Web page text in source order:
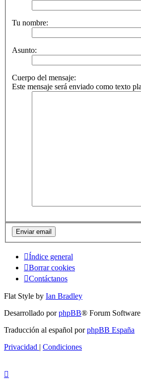
Tu nombre:
Asunto:
Cuerpo del mensaje:
Este mensaje será enviado como texto
Índice general
Borrar cookies
Contáctanos
Flat Style by Ian Bradley
Desarrollado porphpBB® Forum
Traducción al español porphpBB España
Privacidad | Condiciones